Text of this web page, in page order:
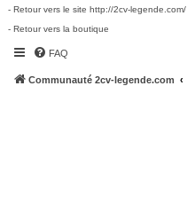
- Retour vers le site http://2cv-legende.com/
- Retour vers la boutique
FAQ
Communauté 2cv-legende.com